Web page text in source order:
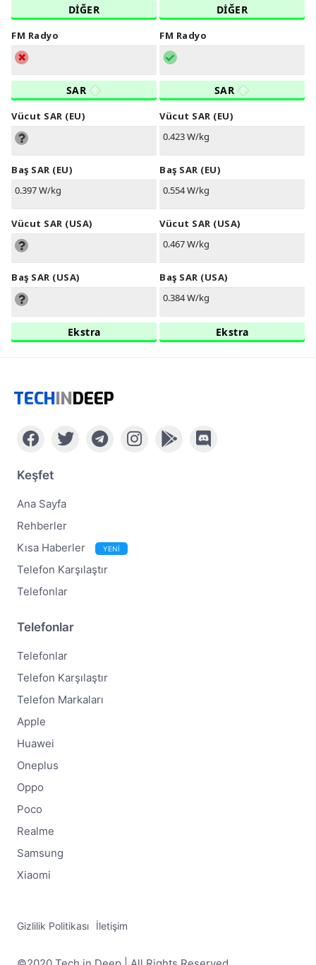
DİĞER
FM Radyo
SAR
Vücut SAR (EU)
Baş SAR (EU)
0.397 W/kg
Vücut SAR (USA)
Baş SAR (USA)
Ekstra
DİĞER
FM Radyo
SAR
Vücut SAR (EU)
0.423 W/kg
Baş SAR (EU)
0.554 W/kg
Vücut SAR (USA)
0.467 W/kg
Baş SAR (USA)
0.384 W/kg
Ekstra
TECHINDEEP
Keşfet
Ana Sayfa
Rehberler
Kısa Haberler
YENİ
Telefon Karşılaştır
Telefonlar
Telefonlar
Telefonlar
Telefon Karşılaştır
Telefon Markaları
Apple
Huawei
Oneplus
Oppo
Poco
Realme
Samsung
Xiaomi
Gizlilik Politikası İletişim